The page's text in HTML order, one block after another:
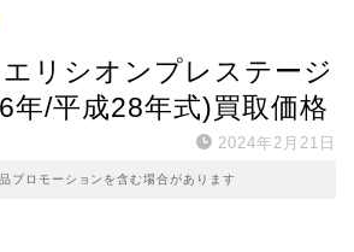
リシオンプレステージ
年/平成28年式)買取価格
2024年2月21日
プロモーションを含む場合があります